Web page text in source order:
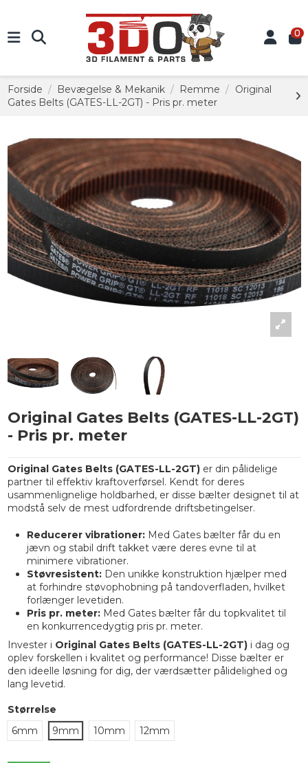
0
Forside Bevægelse & Mekanik Remme
Original
Gates Belts (GATES-LL-2GT) - Pris pr. meter
Original Gates Belts (GATES-LL-2GT)
- Pris pr. meter
Original Gates Belts (GATES-LL-2GT)er din pålidelige
partner til effektiv kraftoverførsel. Kendt for deres
usammenlignelige holdbarhed, er disse bælter designet til at
modstå selv de mest udfordrende driftsbetingelser.
Reducerer vibrationer:Med Gates bælter får du en
jævn og stabil drift takket være deres evne til at
minimere vibrationer.
Støvresistent:Den unikke konstruktion hjælper med
at forhindre støvophobning på tandoverfladen, hvilket
forlænger levetiden.
Pris pr. meter:Med Gates bælter får du topkvalitet til
en konkurrencedygtig pris pr. meter.
Invester i Original Gates Belts (GATES-LL-2GT)i dag og
oplev forskellen i kvalitet og performance! Disse bælter er
den ideelle løsning for dig, der værdsætter pålidelighed og
lang levetid.
Størrelse
6mm
9mm 10mm 12mm